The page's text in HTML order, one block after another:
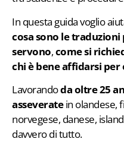
In questa guida voglio
cosa sono le
servono,come si
chi è bene affidarsi
Lavorandoda oltre 25
asseveratein olandese,
norvegese, danese,
davvero di tutto.